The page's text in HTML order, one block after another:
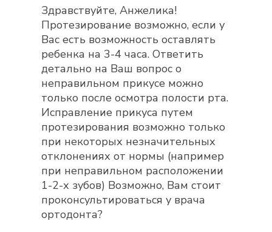
Здравствуйте, Анжелика!
Протезирование возможно, если у
Вас есть возможность оставлять
ребенка на 3-4 часа. Ответить
детально на Ваш вопрос о
неправильном прикусе можно
только после осмотра полости рта.
Исправление прикуса путем
протезирования возможно только
при некоторых незначительных
отклонениях от нормы (например
при неправильном расположении
1-2-х зубов) Возможно, Вам стоит
проконсультироваться у врача
ортодонта?